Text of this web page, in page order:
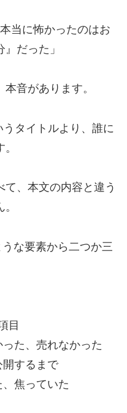
当に怖かったのはお
だった」
音があります。
うタイトルより、誰に
、本文の内容と違う
な要素から二つか三
目
た、売れなかった
開するまで
焦っていた